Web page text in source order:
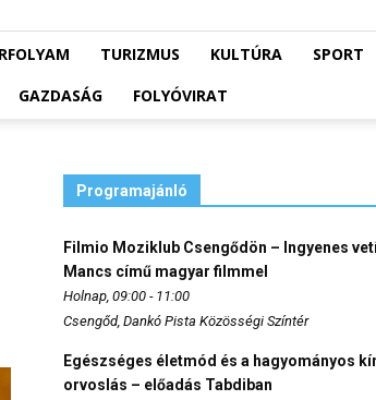
TURIZMUS KULTÚRA
SPORT
GAZDASÁG FOLYÓVIRAT
Programajánló
Filmio Moziklub Csengődön – Ingyenes
Mancs című magyar filmmel
Holnap, 09:00 - 11:00
Csengőd, Dankó Pista Közösségi Színtér
Egészséges életmód és a hagyományos
orvoslás – előadás Tabdiban